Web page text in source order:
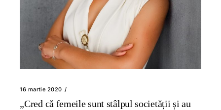
16 martie 2020
„Cred că femeile sunt stâlpul societății și au